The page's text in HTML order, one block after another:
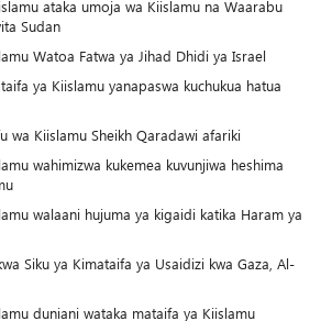
ataka umoja wa Kiislamu na Waarabu
Sudan
Watoa Fatwa ya Jihad Dhidi ya Israel
ya Kiislamu yanapaswa kuchukua hatua
wa Kiislamu Sheikh Qaradawi afariki
wahimizwa kukemea kuvunjiwa heshima
walaani hujuma ya kigaidi katika Haram ya
Siku ya Kimataifa ya Usaidizi kwa Gaza, Al-
duniani wataka mataifa ya Kiislamu